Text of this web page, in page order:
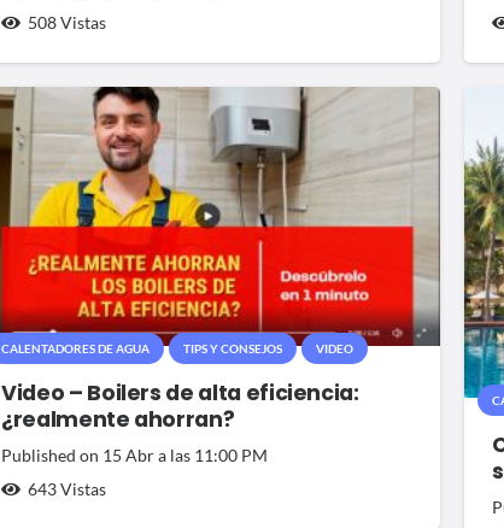
508Vistas
CALENTADORES DE AGUA TIPS Y CONSEJOS VIDEO
Video – Boilers de alta eficiencia:
¿realmente ahorran?
Published on 15 Abr a las 11:00 PM
643Vistas